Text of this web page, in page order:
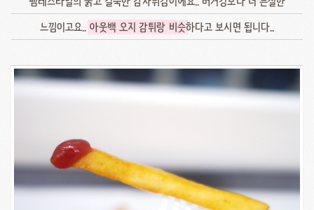
느낌이고요.. 아웃백 오지 감튀랑 비슷하다고 보시면 됩니다..